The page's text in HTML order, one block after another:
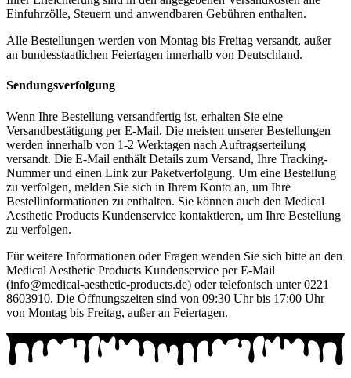
Einfuhrzölle, Steuern und anwendbaren Gebühren enthalten.
Alle Bestellungen werden von Montag bis Freitag versandt, außer
an bundesstaatlichen Feiertagen innerhalb von Deutschland.
Sendungsverfolgung
Wenn Ihre Bestellung versandfertig ist, erhalten Sie eine
Versandbestätigung per E-Mail. Die meisten unserer Bestellungen
werden innerhalb von 1-2 Werktagen nach Auftragserteilung
versandt. Die E-Mail enthält Details zum Versand, Ihre Tracking-
Nummer und einen Link zur Paketverfolgung. Um eine Bestellung
zu verfolgen, melden Sie sich in Ihrem Konto an, um Ihre
Bestellinformationen zu enthalten. Sie können auch den Medical
Aesthetic Products Kundenservice kontaktieren, um Ihre Bestellung
zu verfolgen.
Für weitere Informationen oder Fragen wenden Sie sich bitte an den
Medical Aesthetic Products Kundenservice per E-Mail
(info@medical-aesthetic-products.de) oder telefonisch unter 0221
8603910. Die Öffnungszeiten sind von 09:30 Uhr bis 17:00 Uhr
von Montag bis Freitag, außer an Feiertagen.